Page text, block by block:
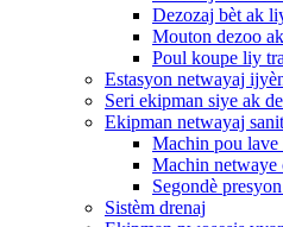
Dezozaj bèt ak
Mouton dezoo
Poul koupe liy
Estasyon netwayaj
Seri ekipman siye ak
Ekipman netwayaj
Machin pou lave
Machin netwaye
Segondè
Sistèm drenaj